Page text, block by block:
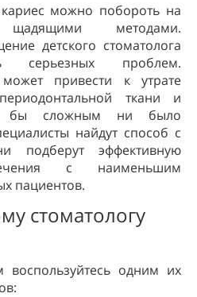
можно побороть на
методами.
детского стоматолога
серьезных проблем.
привести к утрате
ткани и
бы сложным ни было
найдут способ с
подберут эффективную
с наименьшим
пациентов.
стоматологу
одним их